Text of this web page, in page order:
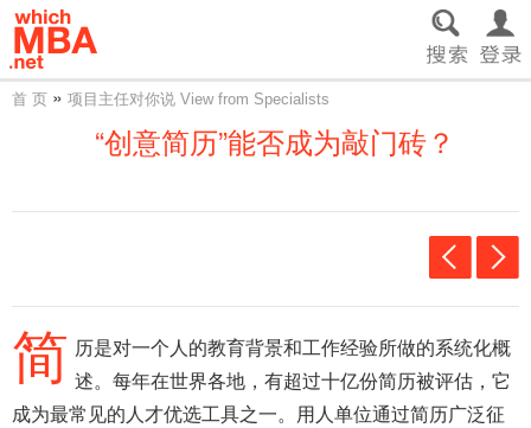
首 页 » 项目主任对你说 View from Specialists
“创意简历”能否成为敲门砖？
简 历是对一个人的教育背景和工作经验所做的系统化概
述。每年在世界各地，有超过十亿份简历被评估，它
成为最常见的人才优选工具之一。用人单位通过简历广泛征